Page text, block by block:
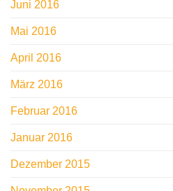
Juni 2016
Mai 2016
April 2016
März 2016
Februar 2016
Januar 2016
Dezember 2015